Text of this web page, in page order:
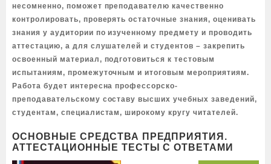
несомненно, поможет преподавателю качественно
контролировать, проверять остаточные знания, оценивать
знания у аудитории по изученному предмету и проводить
аттестацию, а для слушателей и студентов – закрепить
освоенный материал, подготовиться к тестовым
испытаниям, промежуточным и итоговым мероприятиям.
Работа будет интересна профессорско-
преподавательскому составу высших учебных заведений,
студентам, специалистам, широкому кругу читателей.
ОСНОВНЫЕ СРЕДСТВА ПРЕДПРИЯТИЯ.
АТТЕСТАЦИОННЫЕ ТЕСТЫ С ОТВЕТАМИ